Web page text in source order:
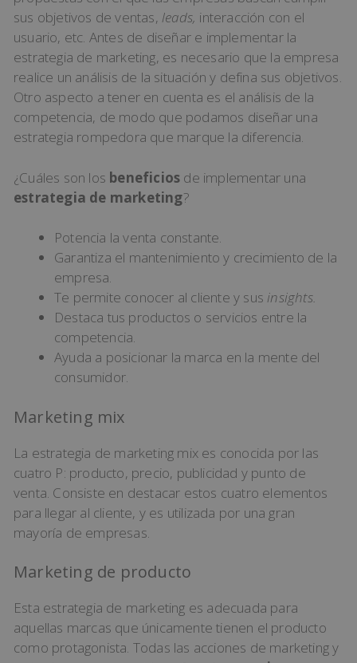
sus objetivos de ventas, leads, interacción con el
usuario, etc. Antes de diseñar e implementar la
estrategia de marketing, es necesario que la empresa
realice un análisis de la situación y defina sus objetivos.
Otro aspecto a tener en cuenta es el análisis de la
competencia, de modo que podamos diseñar una
estrategia rompedora que marque la diferencia.
¿Cuáles son los beneficios de implementar una
estrategia de marketing?
Potencia la venta constante.
Garantiza el mantenimiento y crecimiento de la
empresa.
Te permite conocer al cliente y susinsights.
Destaca tus productos o servicios entre la
competencia.
Ayuda a posicionar la marca en la mente del
consumidor.
Marketing mix
La estrategia de marketing mix es conocida por las
cuatro P: producto, precio, publicidad y punto de
venta. Consiste en destacar estos cuatro elementos
para llegar al cliente, y es utilizada por una gran
mayoría de empresas.
Marketing de producto
Esta estrategia de marketing es adecuada para
aquellas marcas que únicamente tienen el producto
como protagonista. Todas las acciones de marketing y